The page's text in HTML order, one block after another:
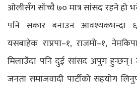
ओलीसँग साँच्चै ७० मात्र सांसद रहने हो
पनि सकार बनाउन आवश्यकभन्दा
यसबाहेक राप्रपा–१, राजमो–१,
मिलाउँदा पनि दुई सांसद अपुग हुन्छन्
जनता समाजवादी पार्टीको सहयोग